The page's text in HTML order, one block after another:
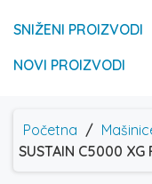
SNIŽENI PROIZVODI
NOVI PROIZVODI
Početna /
SUSTAIN C5000 XG